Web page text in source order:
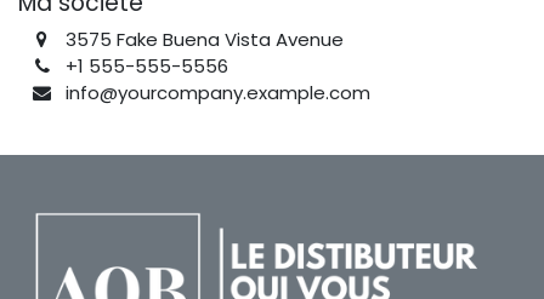
3575 Fake Buena Vista Avenue
+1 555-555-5556
info@yourcompany.example.com